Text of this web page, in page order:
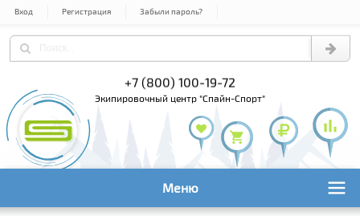
Вход Регистрация Забыли пароль?
+7 (800) 100-19-72
экипировочный центр "Спайн-Спорт"
Меню